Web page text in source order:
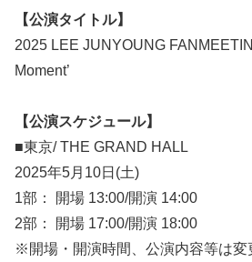
【公演タイトル】
2025 LEE JUNYOUNG
Moment’
【公演スケジュール】
■東京/ THE GRAND HALL
2025年5月10日(土)
1部： 開場 13:00/開演 14:00
2部： 開場 17:00/開演 18:00
※開場・開演時間、公演内容等は変